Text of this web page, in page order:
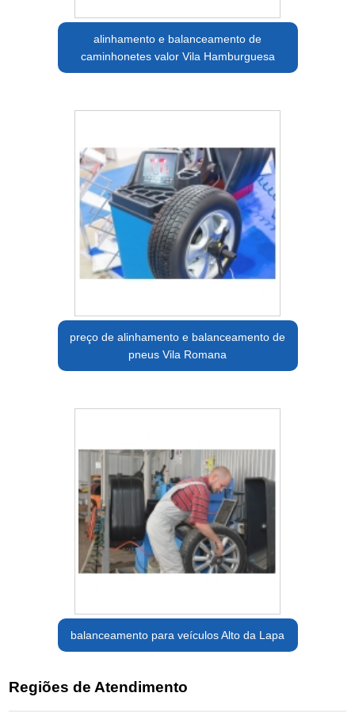
alinhamento e balanceamento de
caminhonetes valor Vila Hamburguesa
preço de alinhamento e balanceamento de
pneus Vila Romana
balanceamento para veículos Alto da Lapa
Regiões de Atendimento